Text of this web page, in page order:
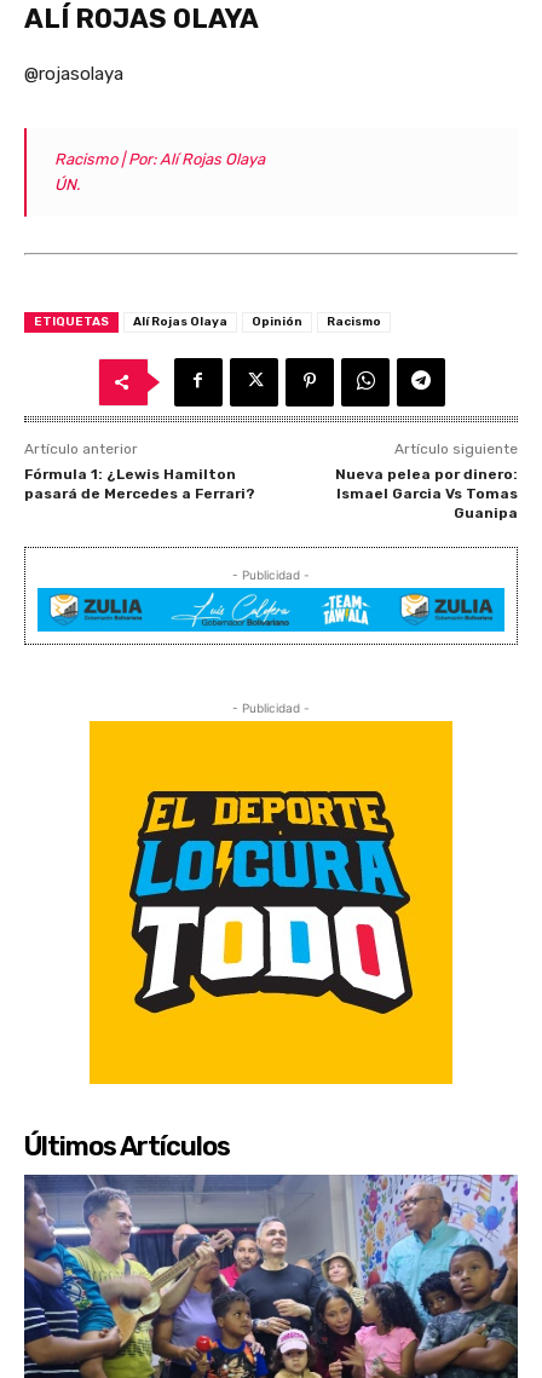
ALÍ ROJAS OLAYA
@rojasolaya
Racismo | Por: Alí Rojas Olaya
ÚN.
ETIQUETAS Alí Rojas Olaya Opinión Racismo
Artículo anterior
Fórmula 1: ¿Lewis Hamilton
pasará de Mercedes a Ferrari?
Artículo siguiente
Nueva pelea por dinero:
Ismael Garcia Vs Tomas
Guanipa
- Publicidad -
- Publicidad -
Últimos Artículos